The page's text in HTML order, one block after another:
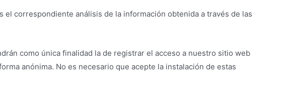
correspondiente análisis de la información obtenida a través de las
como única finalidad la de registrar el acceso a nuestro sitio web
anónima. No es necesario que acepte la instalación de estas